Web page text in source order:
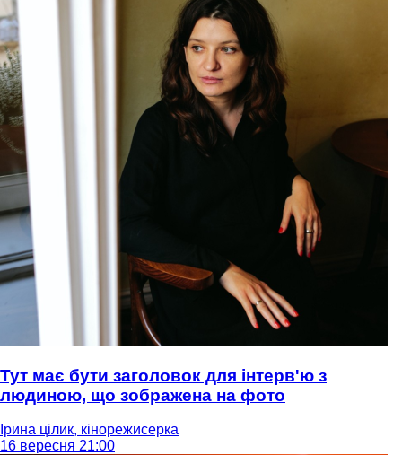
Тут має бути заголовок для інтерв'ю з
людиною, що зображена на фото
Ірина цілик, кінорежисерка
16 вересня 21:00